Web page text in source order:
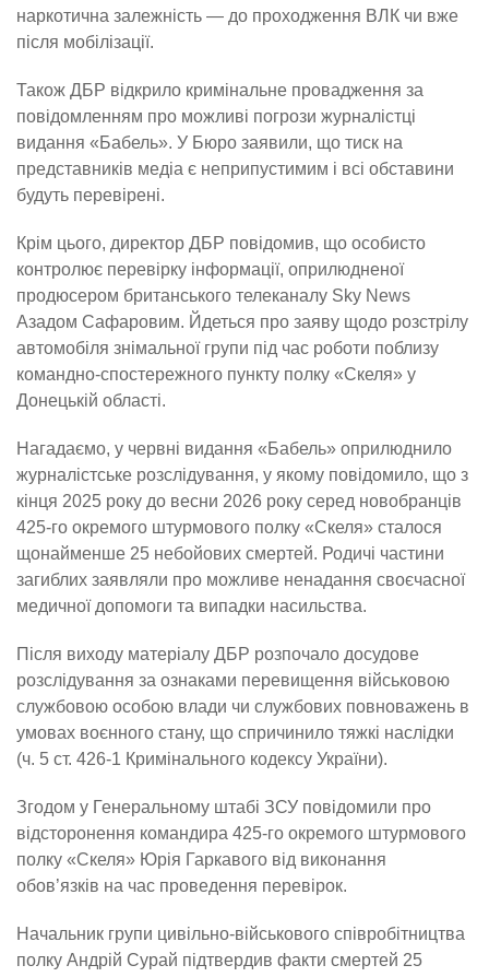
наркотична залежність — до проходження ВЛК чи вже
після мобілізації.
Також ДБР відкрило кримінальне провадження за
повідомленням про можливі погрози журналістці
видання «Бабель». У Бюро заявили, що тиск на
представників медіа є неприпустимим і всі обставини
будуть перевірені.
Крім цього, директор ДБР повідомив, що особисто
контролює перевірку інформації, оприлюдненої
продюсером британського телеканалу Sky News
Азадом Сафаровим. Йдеться про заяву щодо розстрілу
автомобіля знімальної групи під час роботи поблизу
командно-спостережного пункту полку «Скеля» у
Донецькій області.
Нагадаємо, у червні видання «Бабель» оприлюднило
журналістське розслідування, у якому повідомило, що з
кінця 2025 року до весни 2026 року серед новобранців
425-го окремого штурмового полку «Скеля» сталося
щонайменше 25 небойових смертей. Родичі частини
загиблих заявляли про можливе ненадання своєчасної
медичної допомоги та випадки насильства.
Після виходу матеріалу ДБР розпочало досудове
розслідування за ознаками перевищення військовою
службовою особою влади чи службових повноважень в
умовах воєнного стану, що спричинило тяжкі наслідки
(ч. 5 ст. 426-1 Кримінального кодексу України).
Згодом у Генеральному штабі ЗСУ повідомили про
відсторонення командира 425-го окремого штурмового
полку «Скеля» Юрія Гаркавого від виконання
обов’язків на час проведення перевірок.
Начальник групи цивільно-військового співробітництва
полку Андрій Сурай підтвердив факти смертей 25